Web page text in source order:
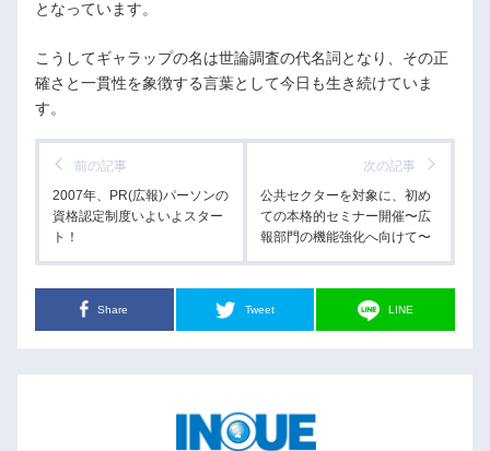
となっています。
こうしてギャラップの名は世論調査の代名詞となり、その正
確さと一貫性を象徴する言葉として今日も生き続けていま
す。
前の記事
2007年、PR(広報)パーソンの
資格認定制度いよいよスター
ト！
次の記事
公共セクターを対象に、初め
ての本格的セミナー開催〜広
報部門の機能強化へ向けて〜
Share Tweet LINE